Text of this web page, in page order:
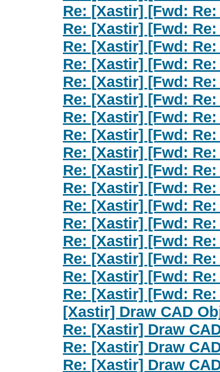
Re: [Xastir] [Fwd:
Re: [Xastir] [Fwd:
Re: [Xastir] [Fwd:
Re: [Xastir] [Fwd:
Re: [Xastir] [Fwd:
Re: [Xastir] [Fwd:
Re: [Xastir] [Fwd:
Re: [Xastir] [Fwd:
Re: [Xastir] [Fwd:
Re: [Xastir] [Fwd:
Re: [Xastir] [Fwd:
Re: [Xastir] [Fwd:
Re: [Xastir] [Fwd:
Re: [Xastir] [Fwd:
Re: [Xastir] [Fwd:
Re: [Xastir] [Fwd:
Re: [Xastir] [Fwd:
[Xastir] Draw CAD
Re: [Xastir] Draw
Re: [Xastir] Draw
Re: [Xastir] Draw